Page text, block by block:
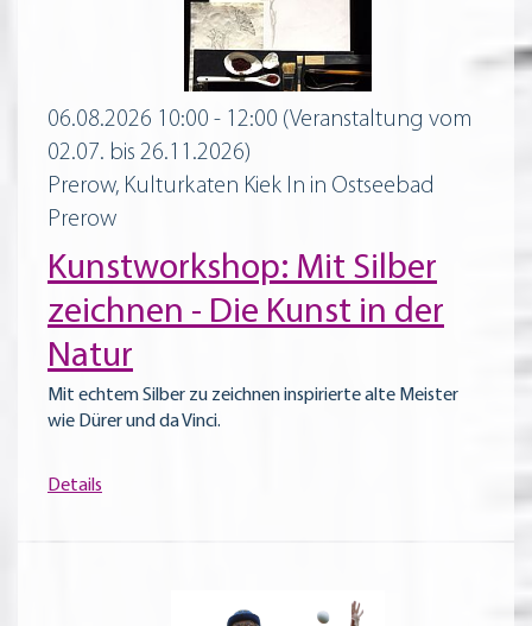
06.08.2026 10:00 - 12:00 (Veranstaltung vom
02.07. bis 26.11.2026)
Prerow, Kulturkaten Kiek In in Ostseebad
Prerow
Kunstworkshop: Mit Silber
zeichnen - Die Kunst in der
Natur
Mit echtem Silber zu zeichnen inspirierte alte Meister
wie Dürer und da Vinci.
Details